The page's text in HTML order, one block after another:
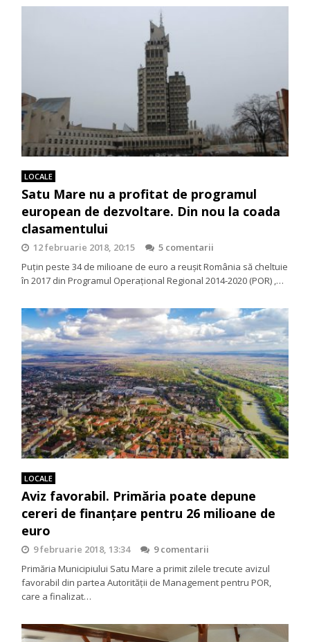
LOCALE
Satu Mare nu a profitat de programul
european de dezvoltare. Din nou la coada
clasamentului
12 februarie 2018, 20:15
5 comentarii
Puțin peste 34 de milioane de euro a reuşit România să cheltuie
în 2017 din Programul Operaţional Regional 2014-2020 (POR) ,…
LOCALE
Aviz favorabil. Primăria poate depune
cereri de finanțare pentru 26 milioane de
euro
9 februarie 2018, 13:34
9 comentarii
Primăria Municipiului Satu Mare a primit zilele trecute avizul
favorabil din partea Autorității de Management pentru POR,
care a finalizat…